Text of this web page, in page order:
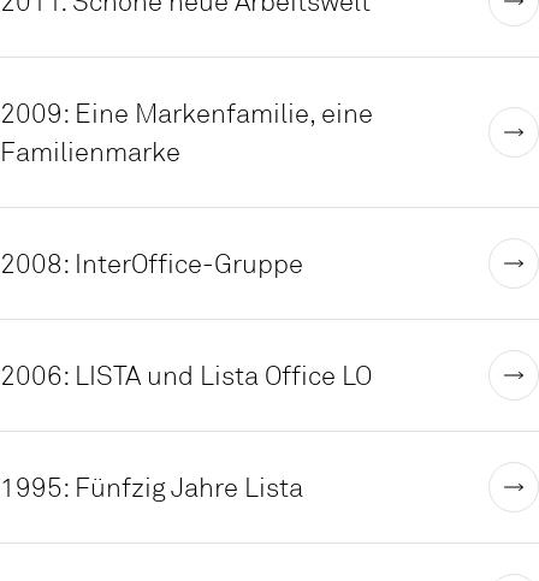
2009: Eine Markenfamilie, eine
Familienmarke
2008: InterOffice-Gruppe
2006: LISTA und Lista Office LO
1995: Fünfzig Jahre Lista